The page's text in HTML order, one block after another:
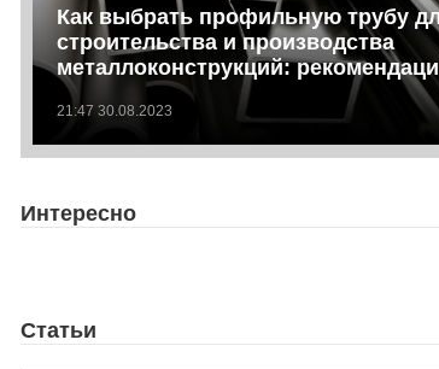
Как выбрать профильную трубу
строительства и производства
металлоконструкций:
21:47 30.08.2023
Интересно
Статьи